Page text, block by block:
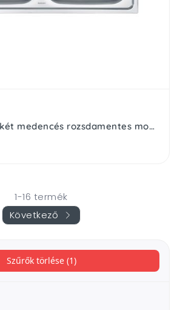
Szűrők törlése (1)
Nago szögletes két medencés rozsdamentes mosogató
1-16 termék
Következő